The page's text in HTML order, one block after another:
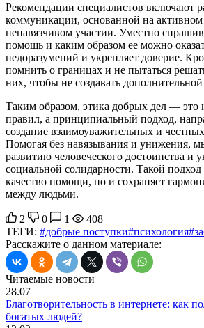
Рекомендации специалистов включают
коммуникации, основанной на
ненавязчивом участии. Уместно
помощь и каким образом ее можно
недоразумений и укрепляет доверие.
помнить о границах и не пытаться
них, чтобы не создавать
Таким образом, этика добрых дел — это
правил, а принципиальный подход,
создание взаимоуважительных и
Помогая без навязывания и унижения,
развитию человеческого достоинства и
социальной солидарности. Такой подход
качество помощи, но и сохраняет
между людьми.
2 0 1
408
ТЕГИ: #добрые поступки#психология
Расскажите о данном материале:
Читаемые новости
28.07
Благотворительность в интернете: как
богатых людей?